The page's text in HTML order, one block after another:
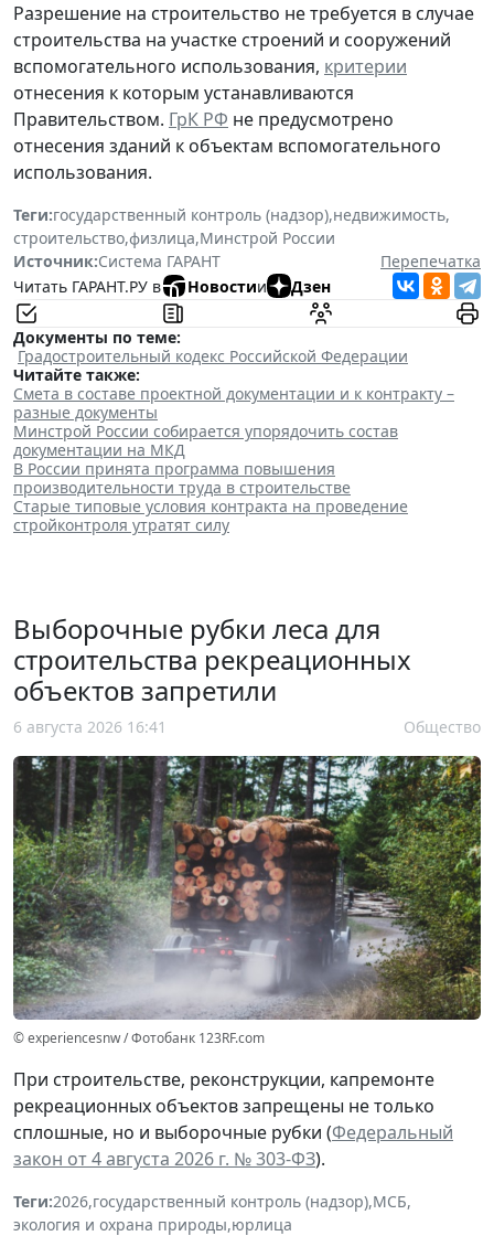
Разрешение на строительство не требуется в случае
строительства на участке строений и сооружений
вспомогательного использования, критерии
отнесения к которым устанавливаются
Правительством. ГрК РФ не предусмотрено
отнесения зданий к объектам вспомогательного
использования.
Теги:государственный контроль (надзор),недвижимость,
строительство,физлица,Минстрой России
Источник:Система ГАРАНТ
Перепечатка
Читать ГАРАНТ.РУ в
Новостии Дзен
Документы по теме:
Градостроительный кодекс Российской Федерации
Читайте также:
Смета в составе проектной документации и к контракту –
разные документы
Минстрой России собирается упорядочить состав
документации на МКД
В России принята программа повышения
производительности труда в строительстве
Старые типовые условия контракта на проведение
стройконтроля утратят силу
Выборочные рубки леса для
строительства рекреационных
объектов запретили
6 августа 2026 16:41 Общество
© experiencesnw / Фотобанк 123RF.com
При строительстве, реконструкции, капремонте
рекреационных объектов запрещены не только
сплошные, но и выборочные рубки (Федеральный
закон от 4 августа 2026 г. № 303-ФЗ).
Теги:2026,государственный контроль (надзор),МСБ,
экология и охрана природы,юрлица